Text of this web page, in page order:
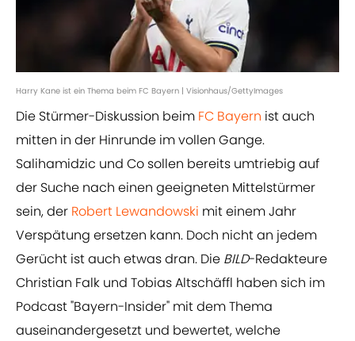
Harry Kane ist ein Thema beim FC Bayern | Visionhaus/GettyImages
Die Stürmer-Diskussion beim FC Bayern ist auch
mitten in der Hinrunde im vollen Gange.
Salihamidzic und Co sollen bereits umtriebig auf
der Suche nach einen geeigneten Mittelstürmer
sein, der Robert Lewandowski mit einem Jahr
Verspätung ersetzen kann. Doch nicht an jedem
Gerücht ist auch etwas dran. Die BILD-Redakteure
Christian Falk und Tobias Altschäffl haben sich im
Podcast "Bayern-Insider" mit dem Thema
auseinandergesetzt und bewertet, welche